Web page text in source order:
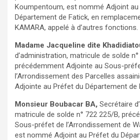
Koumpentoum, est nommé Adjoint
Département de Fatick, en
KAMARA, appelé à d’autres fonctions.
Madame Jacqueline dite
d’administration, matricule de solde
précédemment Adjointe au Sous-
l’Arrondissement des Parcelles
Adjointe au Préfet du Département de
Monsieur Boubacar BA, Secrétaire
matricule de solde n° 722 225/B,
Sous-préfet de l’Arrondissement de
est nommé Adjoint au Préfet du